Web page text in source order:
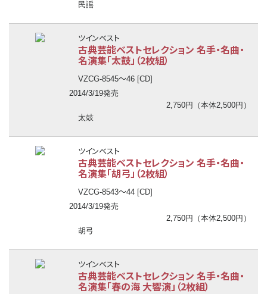
民謡
ツインベスト
古典芸能ベストセレクション 名手・名曲・
名演集「太鼓」（2枚組）
VZCG-8545〜46 [CD]
2014/3/19発売
2,750円（本体2,500円）
太鼓
ツインベスト
古典芸能ベストセレクション 名手・名曲・
名演集「胡弓」（2枚組）
VZCG-8543〜44 [CD]
2014/3/19発売
2,750円（本体2,500円）
胡弓
ツインベスト
古典芸能ベストセレクション 名手・名曲・
名演集「春の海 大響演」（2枚組）